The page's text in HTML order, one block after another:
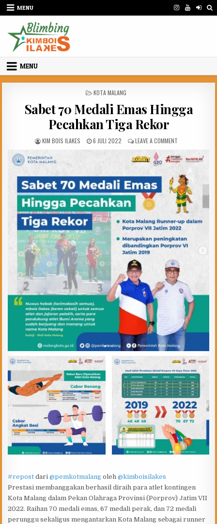
Skip
to
content
MENU
MENU
POSTED
KOTA MALANG
Sabet 70 Medali Emas Hingga
Pecahkan Tiga Rekor
AUTHOR:
KIM BOIS ILAKES
PUBLISHED
6 JULI 2022 LEAVE A COMMENTON
SABET
70
MEDALI
EMAS
HINGGA
PECAHKAN
TIGA
REKOR
#repost dari@pemkotmalang oleh@kimboisilakes
Prestasi membanggakan berhasil diraih para atlet kontingen
Kota Malang dalam Pekan Olahraga Provinsi (Porprov) Jatim VII
2022. Raihan 70 medali emas, 67 medali perak, dan 72 medali
perunggu sekaligus mengantarkan Kota Malang sebagai runner